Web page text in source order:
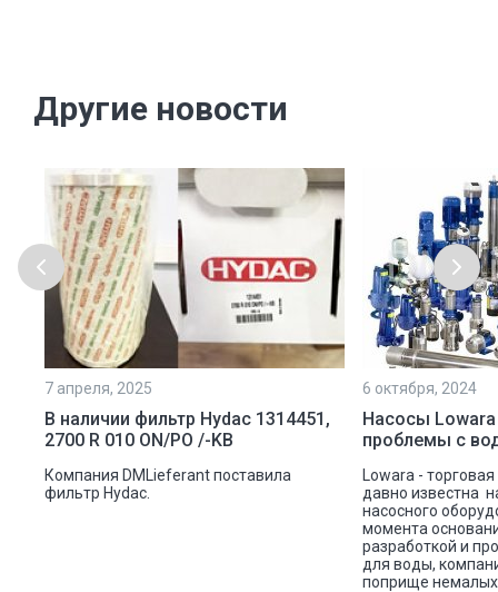
Другие новости
7 апреля, 2025
В наличии фильтр Hydac 1314451,
2700 R 010 ON/PO /-KB
Компания DMLieferant поставила
фильтр Hydac.
6 октября, 2024
Насосы
проблемы с
Lowara -
давно известна
насосного
момента
разработкой и
для воды,
поприще немалых